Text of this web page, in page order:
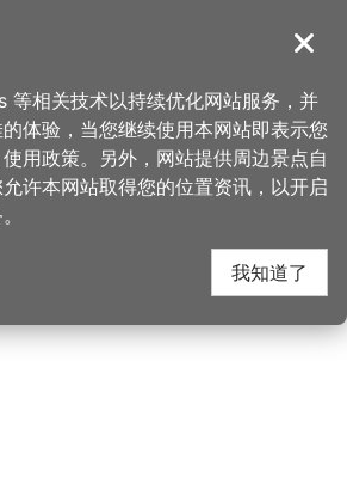
導覽
> 城市商旅-桃园车站馆
-桃园车站馆
关闭
等相关技术以持续优化网站服务，并
体验，当您继续使用本网站即表示您
用政策。另外，网站提供周边景点自
许本网站取得您的位置资讯，以开启
我知道了